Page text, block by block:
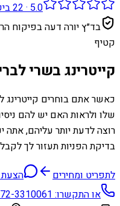
5.0
·
22
בד״ץ יורה דעה בפיקוח
קטיף
קייטרינג בשרי
כאשר אתם בוחרים
שלו ולראות האם יש להם
רוצה לדעת יותר עליהם, אתה
בדיקת הפניות תעזור לך לקבל
לתפריט ומחירים
הצעת
או התקשרו:3310061